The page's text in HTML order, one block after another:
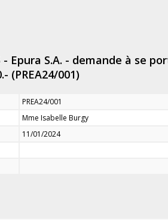
- Epura S.A. - demande à se
(PREA24/001)
PREA24/001
Mme Isabelle Burgy
11/01/2024